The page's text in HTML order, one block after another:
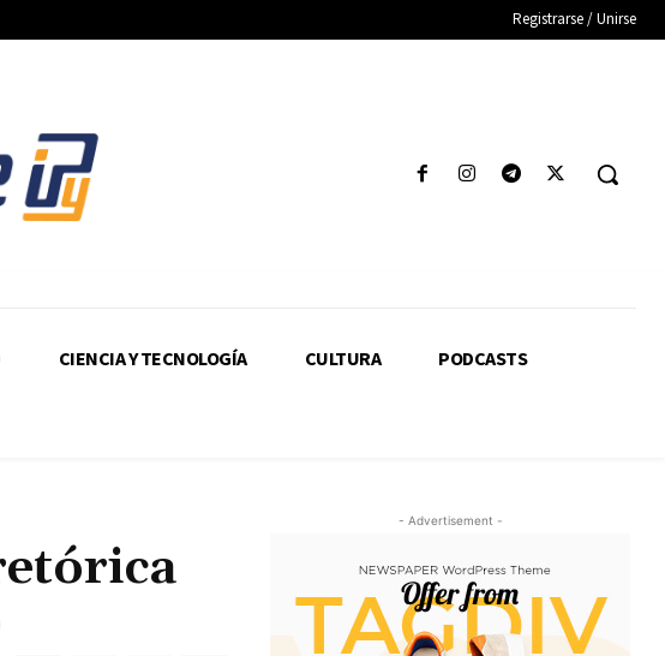
Registrarse / Unirse
CIENCIA Y TECNOLOGÍA CULTURA PODCASTS
- Advertisement -